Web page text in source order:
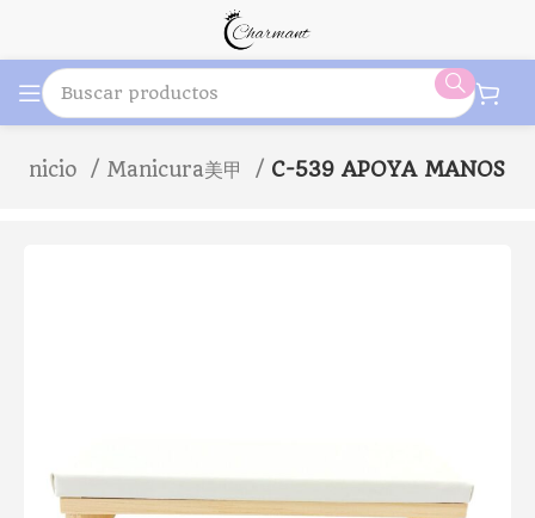
Inicio Manicura美甲 C-539 APOYA MANOS